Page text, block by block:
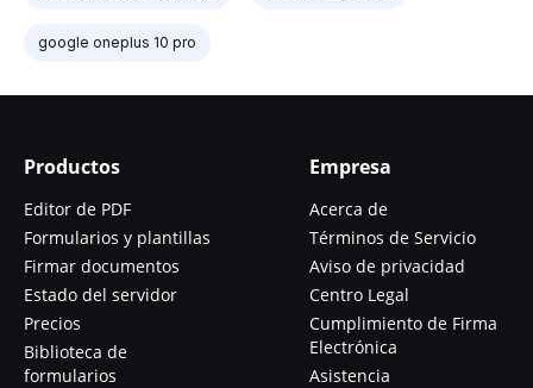
google oneplus 10 pro
Productos
Editor de PDF
Formularios y plantillas
Firmar documentos
Estado del servidor
Precios
Biblioteca de
formularios
Empresa
Acerca de
Términos de Servicio
Aviso de privacidad
Centro Legal
Cumplimiento de Firma
Electrónica
Asistencia